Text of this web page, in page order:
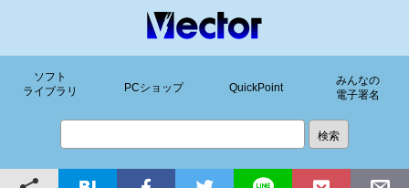
ソフト
ライブラリ
PCショップ QuickPoint
みんなの
電子署名